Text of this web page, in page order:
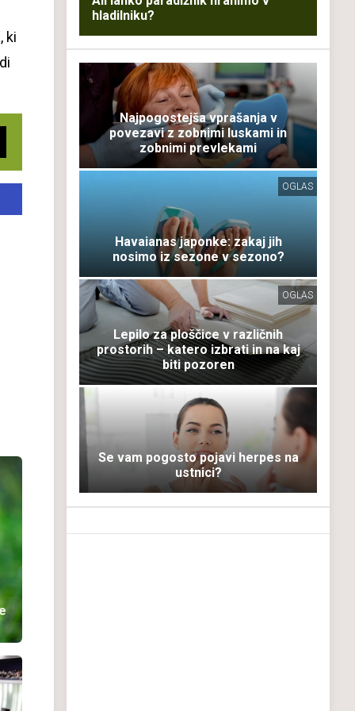
ki
hladilniku?
Najpogostejša vprašanja v
povezavi z zobnimi luskami in
zobnimi prevlekami
OGLAS
Havaianas japonke: zakaj jih
nosimo iz sezone v sezono?
OGLAS
Lepilo za ploščice v različnih
prostorih – katero izbrati in na kaj
biti pozoren
Se vam pogosto pojavi herpes na
ustnici?